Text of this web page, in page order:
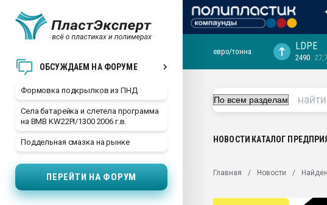
ОБСУЖДАЕМ НА ФОРУМЕ
Формовка подкрылков из ПНД
Села батарейка и слетела программа
на BMB KW22PI/1300 2006 г.в.
Поддельная смазка на рынке
ПЕРЕЙТИ НА ФОРУМ
29.07.2026 ФРП помог "Ижевскому
Вакуум-формовочные машины:
евро/тонна LDPE
2490
НОВОСТИ КАТАЛОГ
Главная Новости